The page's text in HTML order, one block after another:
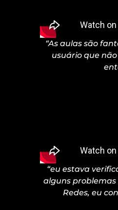
“As aulas são
usuário que
“eu estava
alguns problemas
Redes, eu